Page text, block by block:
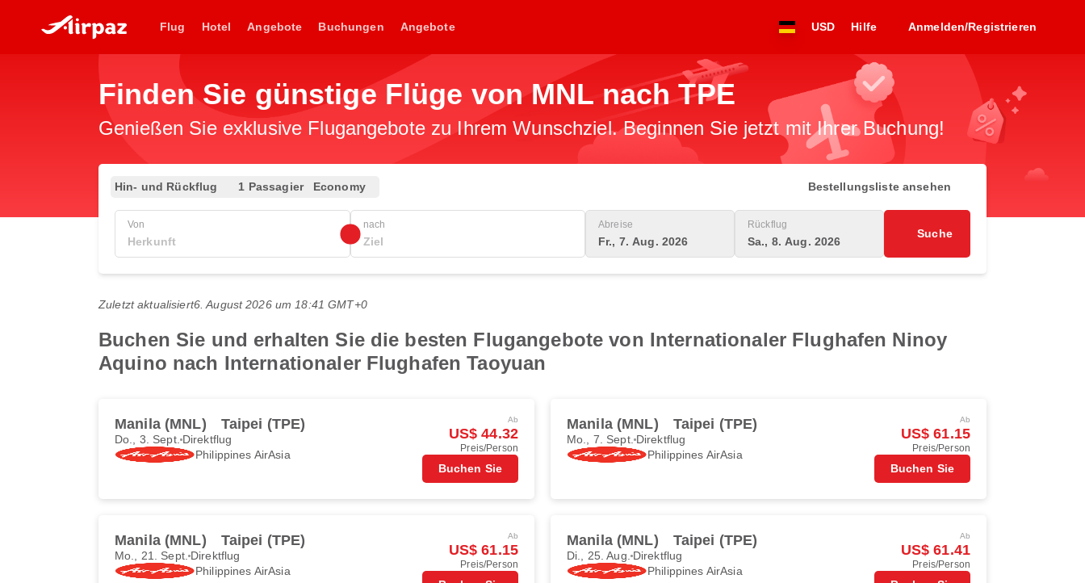
Flug Hotel Angebote Buchungen Angebote USD Hilfe Anmelden/Registrieren
Finden Sie günstige Flüge von MNL nach TPE
Genießen Sie exklusive Flugangebote zu Ihrem Wunschziel. Beginnen Sie jetzt mit Ihrer Buchung!
Hin- und Rückflug 1 Passagier Economy Bestellungsliste ansehen
Von nach Abreise
Fr., 7. Aug. 2026
Rückflug
Sa., 8. Aug. 2026
Suche
Zuletzt aktualisiert6. August 2026 um 18:41 GMT+0
Buchen Sie und erhalten Sie die besten Flugangebote von Internationaler Flughafen Ninoy
Aquino nach Internationaler Flughafen Taoyuan
Manila (MNL) Taipei (TPE)
Do., 3. Sept. Direktflug
Philippines AirAsia
Ab
US$ 44.32
Preis/Person
Buchen Sie
Manila (MNL) Taipei (TPE)
Mo., 7. Sept. Direktflug
Philippines AirAsia
Ab
US$ 61.15
Preis/Person
Buchen Sie
Manila (MNL) Taipei (TPE)
Mo., 21. Sept. Direktflug
Philippines AirAsia
Ab
US$ 61.15
Preis/Person
Manila (MNL) Taipei (TPE)
Di., 25. Aug. Direktflug
Philippines AirAsia
Ab
US$ 61.41
Preis/Person